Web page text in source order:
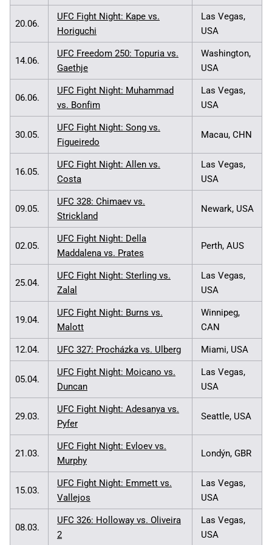
20.06.
UFC Fight Night: Kape vs.
Horiguchi
Las Vegas,
USA
14.06.
UFC Freedom 250: Topuria vs.
Gaethje
Washington,
USA
06.06.
UFC Fight Night: Muhammad
vs. Bonfim
Las Vegas,
USA
30.05.
UFC Fight Night: Song vs.
Figueiredo
Macau, CHN
16.05.
UFC Fight Night: Allen vs.
Costa
Las Vegas,
USA
09.05.
UFC 328: Chimaev vs.
Strickland
Newark, USA
02.05.
UFC Fight Night: Della
Maddalena vs. Prates
Perth, AUS
25.04.
UFC Fight Night: Sterling vs.
Zalal
Las Vegas,
USA
19.04.
UFC Fight Night: Burns vs.
Malott
Winnipeg,
CAN
12.04. UFC 327: Procházka vs. Ulberg Miami, USA
05.04.
UFC Fight Night: Moicano vs.
Duncan
Las Vegas,
USA
29.03.
UFC Fight Night: Adesanya vs.
Pyfer
Seattle, USA
21.03.
UFC Fight Night: Evloev vs.
Murphy
Londýn, GBR
15.03.
UFC Fight Night: Emmett vs.
Vallejos
Las Vegas,
USA
08.03.
UFC 326: Holloway vs. Oliveira
2
Las Vegas,
USA